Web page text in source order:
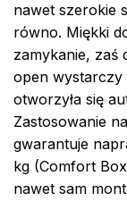
nawet szerokie
równo. Miękki
zamykanie, zaś
open wystarczy
otworzyła się
Zastosowanie
gwarantuje
kg (Comfort
nawet sam